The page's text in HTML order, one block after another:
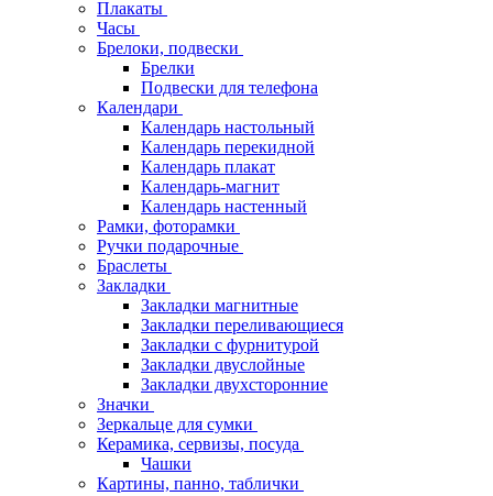
Плакаты
Часы
Брелоки, подвески
Брелки
Подвески для телефона
Календари
Календарь настольный
Календарь перекидной
Календарь плакат
Календарь-магнит
Календарь настенный
Рамки, фоторамки
Ручки подарочные
Браслеты
Закладки
Закладки магнитные
Закладки переливающиеся
Закладки с фурнитурой
Закладки двуслойные
Закладки двухсторонние
Значки
Зеркальце для сумки
Керамика, сервизы, посуда
Чашки
Картины, панно, таблички